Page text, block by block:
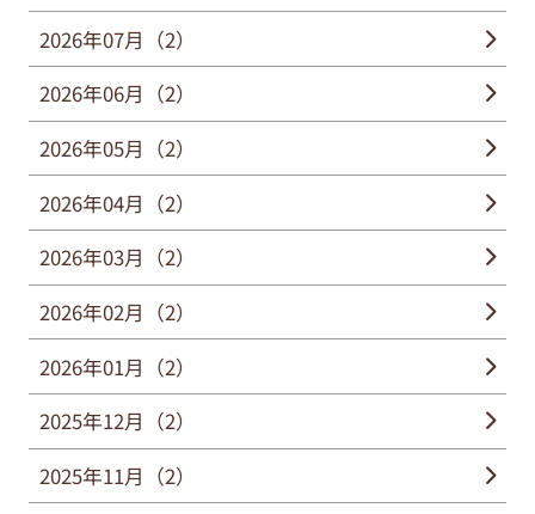
2026年07月（2）
2026年06月（2）
2026年05月（2）
2026年04月（2）
2026年03月（2）
2026年02月（2）
2026年01月（2）
2025年12月（2）
2025年11月（2）